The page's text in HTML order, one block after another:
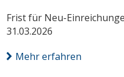
Frist für Neu-
31.03.2026
Mehr erfahren